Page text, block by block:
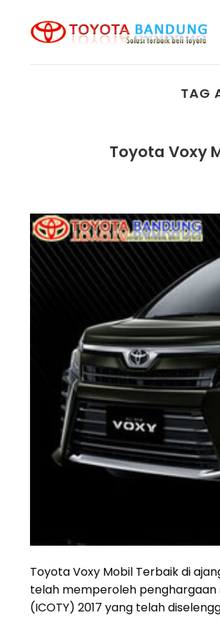
content
TAG
Toyota Voxy
Toyota Voxy Mobil Terbaik di
telah memperoleh penghargaan
(ICOTY) 2017 yang telah